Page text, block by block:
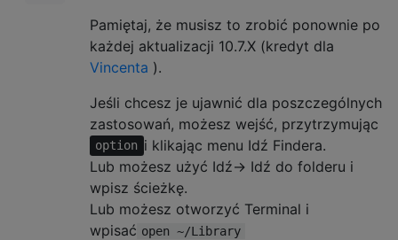
Pamiętaj, że musisz to zrobić ponownie po
każdej aktualizacji 10.7.X (kredyt dla
Vincenta ).
Jeśli chcesz je ujawnić dla poszczególnych
zastosowań, możesz wejść, przytrzymując
option i klikając menu Idź Findera.
Lub możesz użyć Idź-> Idź do folderu i
wpisz ścieżkę.
Lub możesz otworzyć Terminal i
wpisać open ~/Library